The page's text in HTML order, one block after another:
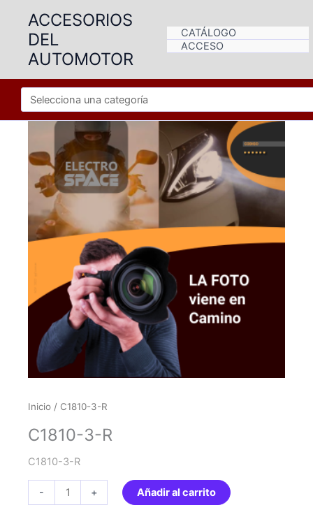
contenido
ACCESORIOS
DEL
AUTOMOTOR
CATÁLOGO
ACCESO
Inicio / C1810-3-R
C1810-3-R
C1810-3-R
-
3-
+ Añadir al carrito